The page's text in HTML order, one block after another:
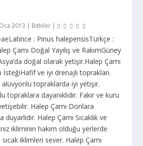
2013 | Bitkiler |
: Pinus halepensisTürkçe :
Çamı Doğal Yayılış ve RakımGüney
doğal olarak yetişir.Halep Çamı
İsteğiHafif ve iyi drenajlı topraklan
topraklarda iyi yetişir.
topraklara dayanıklıdır. Fakir ve kuru
Halep Çamı Donlara
duyarlıdır. Halep Çamı Sıcaklık ve
ikliminin hakim olduğu yerlerde
iklimleri sever. Halep Çamı